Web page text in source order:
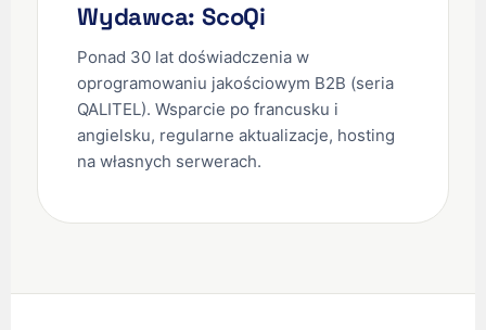
Wydawca: ScoQi
Ponad 30 lat doświadczenia w
oprogramowaniu jakościowym B2B (seria
QALITEL). Wsparcie po francusku i
angielsku, regularne aktualizacje, hosting
na własnych serwerach.